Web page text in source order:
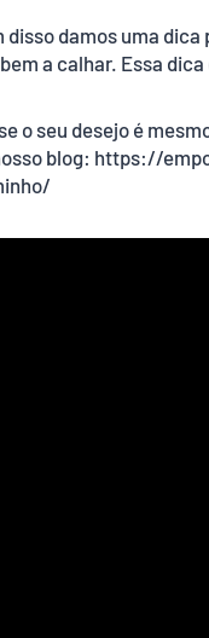
disso damos uma
a calhar. Essa
o seu desejo é
blog: https://